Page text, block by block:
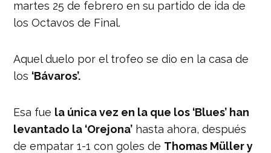
martes 25 de febrero en su partido de ida de
los Octavos de Final.
Aquel duelo por el trofeo se dio en la casa de
los ‘Bávaros’.
Esa fue la única vez en la que los ‘Blues’ han
levantado la ‘Orejona’ hasta ahora, después
de empatar 1-1 con goles de Thomas Müller y